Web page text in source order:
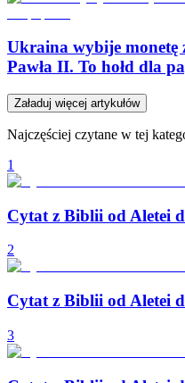
Ukraina wybije monetę
Pawła II. To hołd dla
Załaduj więcej artykułów
Najczęściej czytane w tej
1
Cytat z Biblii od Aletei
2
Cytat z Biblii od Aletei
3